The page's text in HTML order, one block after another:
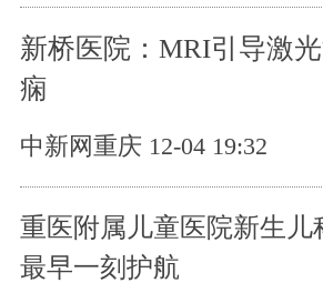
新桥医院：MRI引导激
痫
中新网重庆 12-04 19:32
重医附属儿童医院新生儿
最早一刻护航